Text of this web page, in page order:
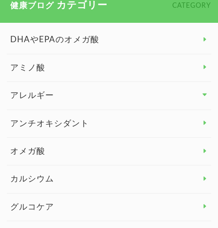
健康ブログ カテゴリー CATEGORY
DHAやEPAのオメガ酸
アミノ酸
アレルギー
アレルギー トップ
アンチオキシダント
オメガ酸
カルシウム
グルコケア